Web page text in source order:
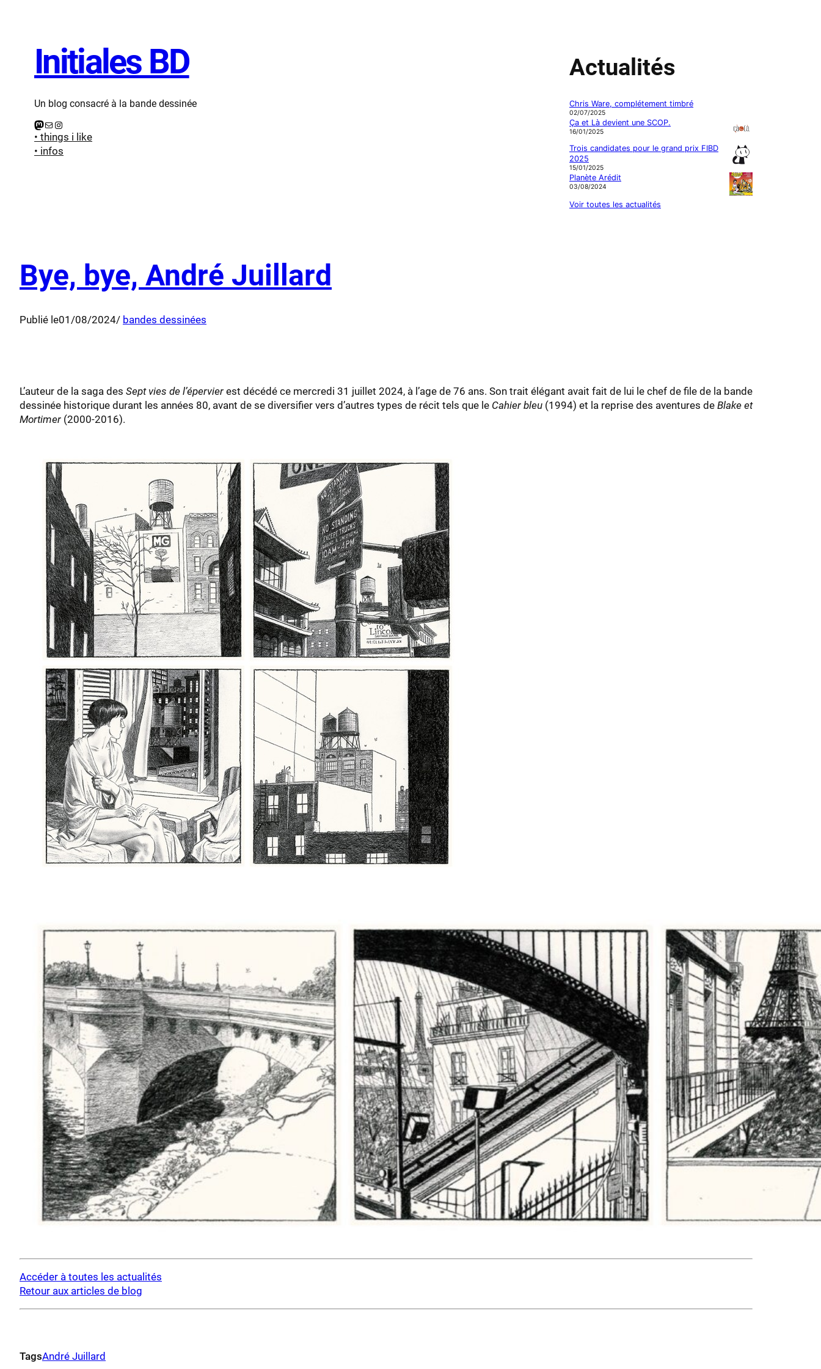
Initiales BD
Un blog consacré à la bande dessinée
Mastodon E-mail Instagram
• things i like
• infos
Actualités
Chris Ware, complétement timbré
02/07/2025
Ça et Là devient une SCOP.
16/01/2025
Trois candidates pour le grand prix FIBD
2025
15/01/2025
Planète Arédit
03/08/2024
Voir toutes les actualités
Bye, bye, André Juillard
Publié le01/08/2024/ bandes dessinées
L’auteur de la saga des Sept vies de l’épervier est décédé ce mercredi 31 juillet 2024, à l’age de 76 ans. Son trait élégant avait fait de lui le chef de file de la bande
dessinée historique durant les années 80, avant de se diversifier vers d’autres types de récit tels que le Cahier bleu (1994) et la reprise des aventures de Blake et
Mortimer (2000-2016).
Accéder à toutes les actualités
Retour aux articles de blog
TagsAndré Juillard